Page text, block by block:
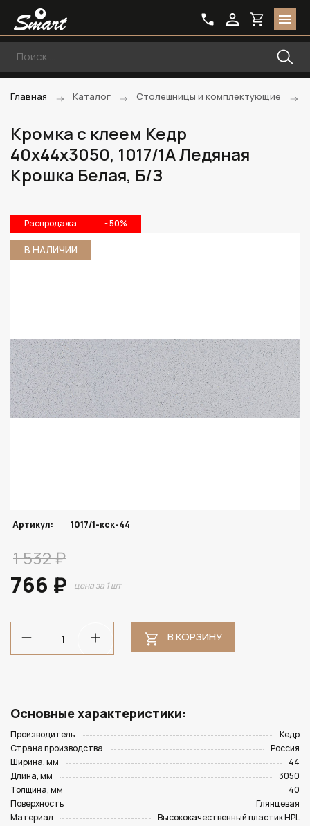
Главная Каталог Столешницы и комплектующие
Кромка с клеем Кедр
40х44х3050, 1017/1A Ледяная
Крошка Белая, Б/З
Распродажа - 50%
В НАЛИЧИИ
Артикул: 1017/1-кск-44
1 532 ₽
766 ₽ цена за 1 шт
В КОРЗИНУ
Основные характеристики:
Производитель
Кедр
Страна производства
Россия
Ширина, мм
44
Длина, мм
3050
Толщина, мм
40
Поверхность
Глянцевая
Материал
Высококачественный пластик HPL